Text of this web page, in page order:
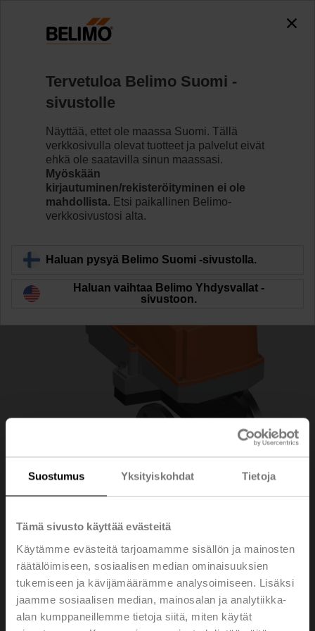
Suostumus Yksityiskohdat Tietoja
Tämä sivusto käyttää evästeitä
Käytämme evästeitä tarjoamamme sisällön ja mainosten
räätälöimiseen, sosiaalisen median ominaisuuksien
tukemiseen ja kävijämäärämme analysoimiseen. Lisäksi
jaamme sosiaalisen median, mainosalan ja analytiikka-
alan kumppaneillemme tietoja siitä, miten käytät
R7040R-B3+SR230P
Lue lisää
Takaisin tuotekategoriaan
R7040R-B3+SR230P
Change-over palloventtiili, 3-tie, DN 40, Laippa, PN 6,
ps 600 kPa, Kvs 31 m³/h, Väliaineen
lämpötila -10...100°C [14...212°F]
Tervetuloa Belimo Suomi -
sivustolle
Näyttää, ettet ole maassa Suomi. Tällä
verkkosivulla olevat tuotteet ja palvelut eivät
ehkä ole saatavilla sinun maassasi.
Myöskään
kirjautuminen/rekisteröityminen ei ole
mahdollista. Etsi paikallinen Belimo-
verkkosivustosi alta.
Haluan pysyä Belimo Suomi -sivustolla.
Haluan vaihtaa Belimo Yhdysvallat -
sivustoon.